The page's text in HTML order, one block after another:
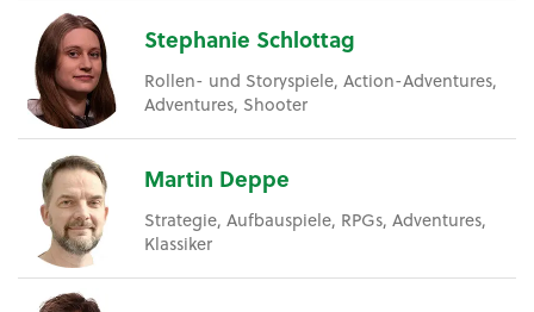
Stephanie Schlottag
Rollen- und Storyspiele, Action-Adventures,
Adventures, Shooter
Martin Deppe
Strategie, Aufbauspiele, RPGs, Adventures,
Klassiker